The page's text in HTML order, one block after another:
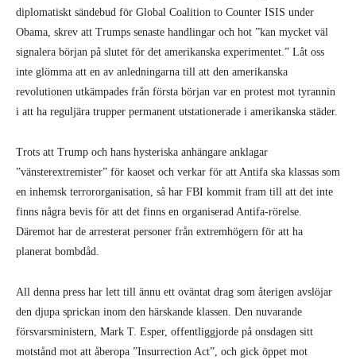
diplomatiskt sändebud för Global Coalition to Counter ISIS under
Obama, skrev att Trumps senaste handlingar och hot ”kan mycket väl
signalera början på slutet för det amerikanska experimentet.” Låt oss
inte glömma att en av anledningarna till att den amerikanska
revolutionen utkämpades från första början var en protest mot tyrannin
i att ha reguljära trupper permanent utstationerade i amerikanska städer.
Trots att Trump och hans hysteriska anhängare anklagar
”vänsterextremister” för kaoset och verkar för att Antifa ska klassas som
en inhemsk terrororganisation, så har FBI kommit fram till att det inte
finns några bevis för att det finns en organiserad Antifa-rörelse.
Däremot har de arresterat personer från extremhögern för att ha
planerat bombdåd.
All denna press har lett till ännu ett oväntat drag som återigen avslöjar
den djupa sprickan inom den härskande klassen. Den nuvarande
försvarsministern, Mark T. Esper, offentliggjorde på onsdagen sitt
motstånd mot att åberopa ”Insurrection Act”, och gick öppet mot